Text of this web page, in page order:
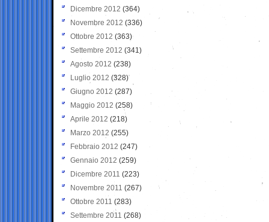
Dicembre 2012 (364)
Novembre 2012 (336)
Ottobre 2012 (363)
Settembre 2012 (341)
Agosto 2012 (238)
Luglio 2012 (328)
Giugno 2012 (287)
Maggio 2012 (258)
Aprile 2012 (218)
Marzo 2012 (255)
Febbraio 2012 (247)
Gennaio 2012 (259)
Dicembre 2011 (223)
Novembre 2011 (267)
Ottobre 2011 (283)
Settembre 2011 (268)